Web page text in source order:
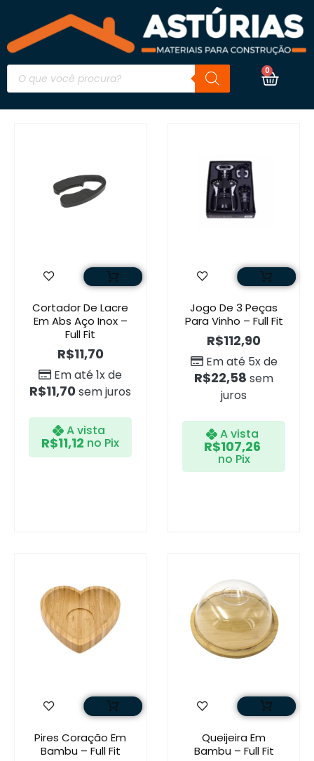
0
Cortador De Lacre
Em Abs Aço Inox –
Full Fit
R$11,70
Em até 1x de
R$11,70 sem juros
A vista
R$11,12 no Pix
Jogo De 3 Peças
Para Vinho – Full Fit
R$112,90
Em até 5x de
R$22,58 sem
juros
A vista
R$107,26
no Pix
Pires Coração Em
Bambu – Full Fit
Queijeira Em
Bambu – Full Fit